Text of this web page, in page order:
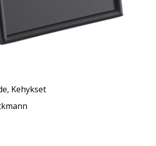
, Kehykset